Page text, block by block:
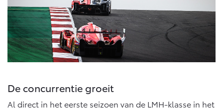
Mirai
WATERSTOF-ELEKTRISCH
Proace City (excl. BTW)
OOK ALS BATTERIJ-
ELEKTRISCH
De concurrentie groeit
Al direct in het eerste seizoen van de LMH-klasse in het